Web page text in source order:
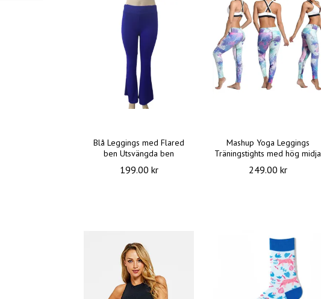
Blå Leggings med Flared
ben Utsvängda ben
199.00 kr
Mashup Yoga Leggings
Träningstights med hög midja
249.00 kr